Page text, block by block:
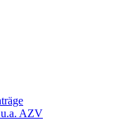
u.a. AZV